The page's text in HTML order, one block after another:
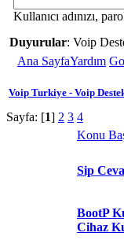
Kullanıcı adınızı,
Duyurular: Voip
Ana SayfaYardım
Voip Turkiye - Voip
Sayfa: [1] 2 3 4
Konu
Sip
BootP
Cihaz